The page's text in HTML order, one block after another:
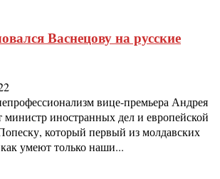
Васнецову на русские
вице-премьера Андрея
иностранных дел и европейской
который первый из молдавских
умеют только наши...